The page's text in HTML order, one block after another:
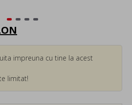
impreuna cu tine la acest
limitat!